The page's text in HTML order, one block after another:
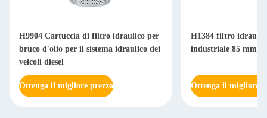
H9904 Cartuccia di filtro idraulico per
bruco d'olio per il sistema idraulico dei
veicoli diesel
Ottenga il migliore prezzo
H1384 filtro
industriale 85 mm
Ottenga il migliore